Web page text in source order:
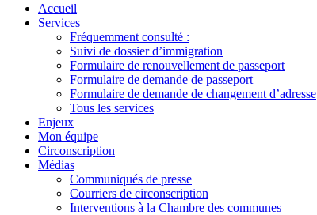
Accueil
Services
Fréquemment consulté :
Suivi de dossier d’immigration
Formulaire de renouvellement de passeport
Formulaire de demande de passeport
Formulaire de demande de changement d’adresse
Tous les services
Enjeux
Mon équipe
Circonscription
Médias
Communiqués de presse
Courriers de circonscription
Interventions à la Chambre des communes